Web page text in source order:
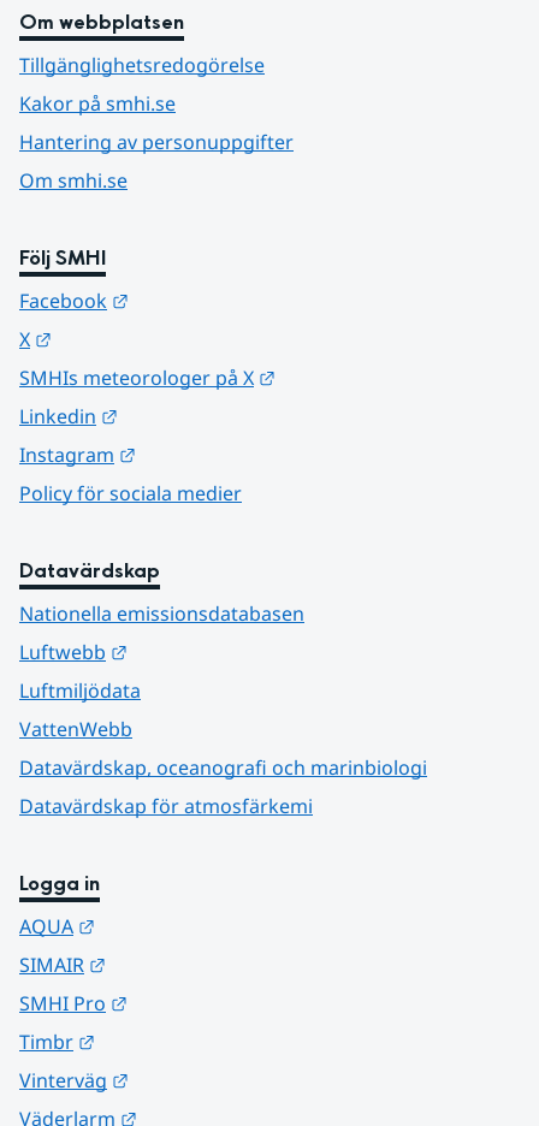
Om webbplatsen
Tillgänglighetsredogörelse
Kakor på smhi.se
Hantering av personuppgifter
Om smhi.se
Följ SMHI
Facebook
X
SMHIs meteorologer på X
Linkedin
Instagram
Policy för sociala medier
Datavärdskap
Nationella emissionsdatabasen
Luftwebb
Luftmiljödata
VattenWebb
Datavärdskap, oceanografi och marinbiologi
Datavärdskap för atmosfärkemi
Logga in
AQUA
SIMAIR
SMHI Pro
Timbr
Vinterväg
Väderlarm